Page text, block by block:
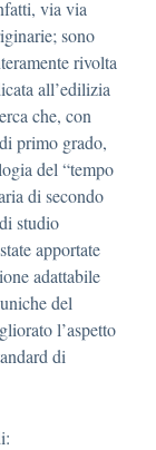
via via
sono
rivolta
all’edilizia
che, con
primo grado,
del “tempo
di secondo
studio
apportate
adattabile
del
l’aspetto
di